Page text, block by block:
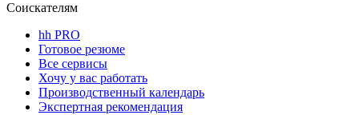
Соискателям
hh PRO
Готовое резюме
Все сервисы
Хочу у вас работать
Производственный календарь
Экспертная рекомендация